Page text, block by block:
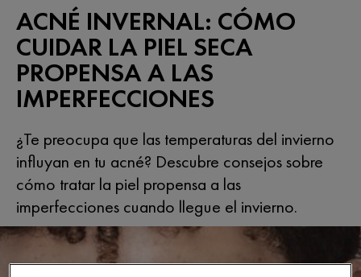
ACNÉ INVERNAL: CÓMO
CUIDAR LA PIEL SECA
PROPENSA A LAS
IMPERFECCIONES
¿Te preocupa que las temperaturas del invierno
influyan en tu acné? Descubre consejos sobre
cómo tratar la piel propensa a las
imperfecciones cuando llegue el invierno.